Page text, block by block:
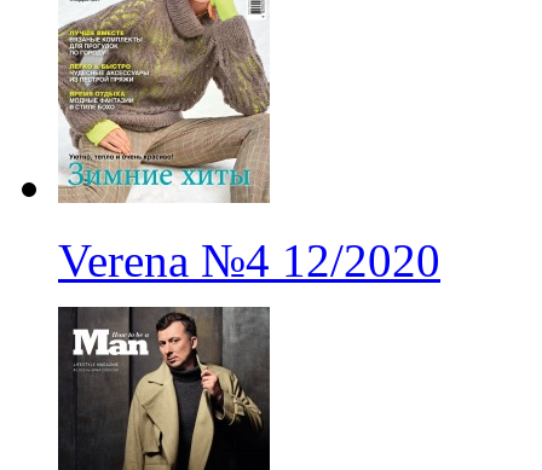
Verena №4 12/2020